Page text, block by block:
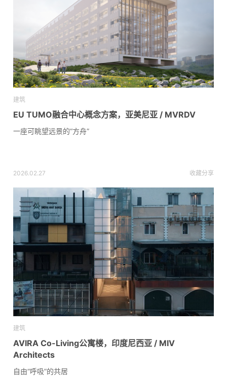
建筑
EU TUMO融合中心概念方案，亚美尼亚 / MVRDV
一座可眺望远景的“方舟”
2026.02.27 收藏分享
建筑
AVIRA Co-Living公寓楼，印度尼西亚 / MIV
Architects
自由“呼吸”的共居